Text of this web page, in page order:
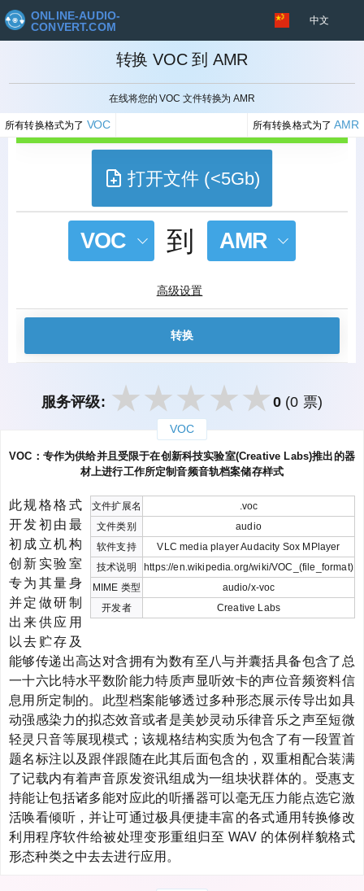
ONLINE-AUDIO-
CONVERT.COM
中文
转换 VOC 到 AMR
在线将您的 VOC 文件转换为 AMR
所有转换格式为了 VOC 所有转换格式为了AMR
取消
打开文件 (<5Gb)
VOC 到 AMR
高级设置
转换
服务评级: 0 (0 票)
VOC
VOC：专作为供给并且受限于在创新科技实验室(Creative Labs)推出的器
材上进行工作所定制音频音轨档案储存样式
文件扩展名
.voc
文件类别
audio
软件支持
VLC media player Audacity Sox MPlayer
技术说明
https://en.wikipedia.org/wiki/VOC_(file_format)
MIME 类型
audio/x-voc
开发者
Creative Labs
此规格格式
开发初由最
初成立机构
创新实验室
专为其量身
并定做研制
出来供应用
以去贮存及
能够传递出高达对含拥有为数有至八与并囊括具备包含了总
一十六比特水平数阶能力特质声显听效卡的声位音频资料信
息用所定制的。此型档案能够透过多种形态展示传导出如具
动强感染力的拟态效音或者是美妙灵动乐律音乐之声至短微
轻灵只音等展现模式；该规格结构实质为包含了有一段置首
题名标注以及跟伴跟随在此其后面包含的，双重相配合装满
了记载内有着声音原发资讯组成为一组块状群体的。受惠支
持能让包括诸多能对应此的听播器可以毫无压力能点选它激
活唤看倾听，并让可通过极具便捷丰富的各式通用转换修改
利用程序软件给被处理变形重组归至 WAV 的体例样貌格式
形态种类之中去去进行应用。